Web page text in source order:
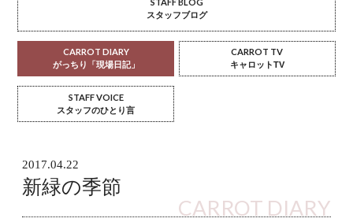
スタッフブログ
CARROT DIARY
がっちり「現場日記」
CARROT TV
キャロットTV
STAFF VOICE
スタッフのひとり言
2017.04.22
新緑の季節
CARROT DIARY